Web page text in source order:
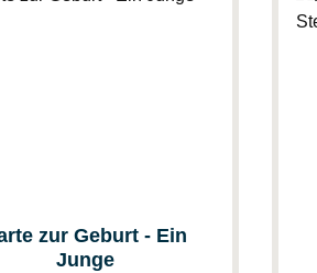
zur Geburt - Ein
Junge